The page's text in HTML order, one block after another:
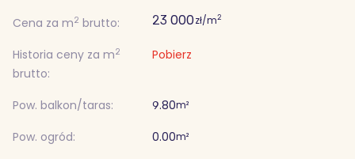
Cena za m2 brutto: 23 000zł/m2
Historia ceny za m2
brutto:
Pobierz
Pow. balkon/taras: 9.80m²
Pow. ogród: 0.00m²